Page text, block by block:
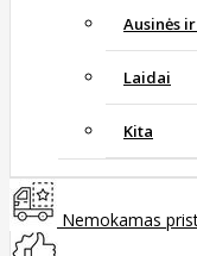
Ausinės
Laidai
Kita
Nemokamas